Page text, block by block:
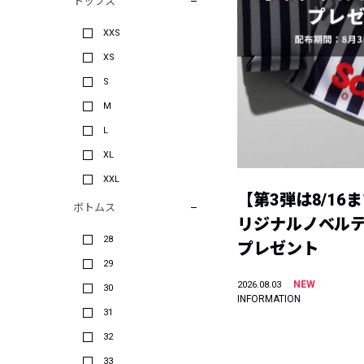
XXS
XS
S
M
L
XL
XXL
ボトムス
28
29
30
31
32
33
【第3弾は8/16
リジナルノベル
プレゼント
2026.08.03
NEW
INFORMATION